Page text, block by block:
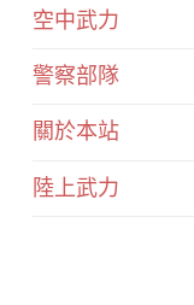
空中武力
警察部隊
關於本站
陸上武力